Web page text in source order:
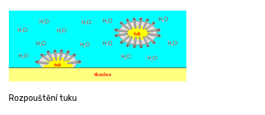
Rozpouštění tuku